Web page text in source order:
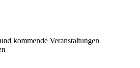
kommende Veranstaltungen